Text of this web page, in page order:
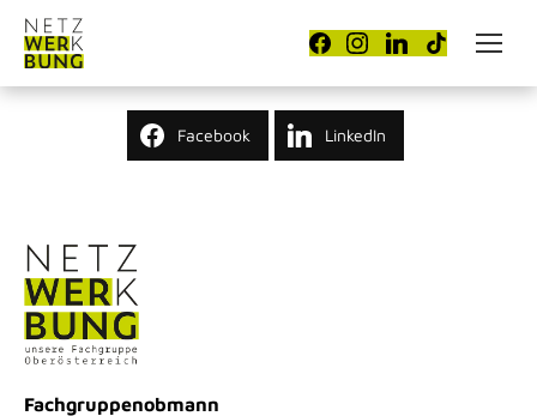
Facebook LinkedIn
Fachgruppenobmann